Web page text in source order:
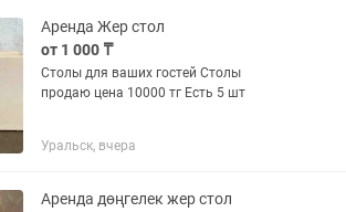
Аренда Жер стол
от 1 000 ₸
Столы для ваших гостей Столы
продаю цена 10000 тг Есть 5 шт
Уральск, вчера
Аренда дөңгелек жер стол